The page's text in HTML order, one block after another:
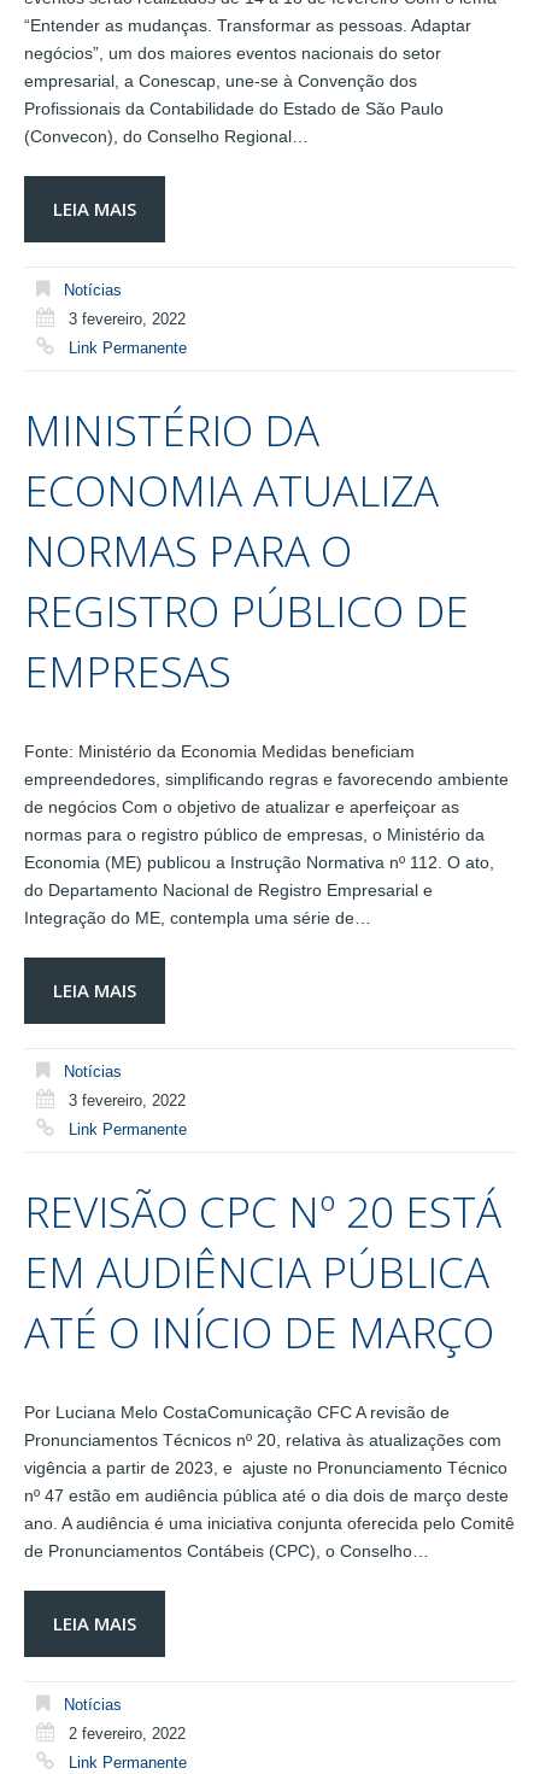
“Entender as mudanças. Transformar as pessoas. Adaptar
negócios”, um dos maiores eventos nacionais do setor
empresarial, a Conescap, une-se à Convenção dos
Profissionais da Contabilidade do Estado de São Paulo
(Convecon), do Conselho Regional…
LEIA MAIS
Notícias
3 fevereiro, 2022
Link Permanente
MINISTÉRIO DA
ECONOMIA ATUALIZA
NORMAS PARA O
REGISTRO PÚBLICO DE
EMPRESAS
Fonte: Ministério da Economia Medidas beneficiam
empreendedores, simplificando regras e favorecendo ambiente
de negócios Com o objetivo de atualizar e aperfeiçoar as
normas para o registro público de empresas, o Ministério da
Economia (ME) publicou a Instrução Normativa nº 112. O ato,
do Departamento Nacional de Registro Empresarial e
Integração do ME, contempla uma série de…
LEIA MAIS
Notícias
3 fevereiro, 2022
Link Permanente
REVISÃO CPC Nº 20 ESTÁ
EM AUDIÊNCIA PÚBLICA
ATÉ O INÍCIO DE MARÇO
Por Luciana Melo CostaComunicação CFC A revisão de
Pronunciamentos Técnicos nº 20, relativa às atualizações com
vigência a partir de 2023, e ajuste no Pronunciamento Técnico
nº 47 estão em audiência pública até o dia dois de março deste
ano. A audiência é uma iniciativa conjunta oferecida pelo Comitê
de Pronunciamentos Contábeis (CPC), o Conselho…
LEIA MAIS
Notícias
2 fevereiro, 2022
Link Permanente